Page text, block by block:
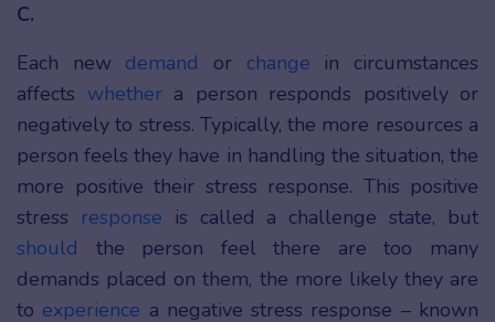
C.
Each new demand or change in circumstances
affects whethera person responds positively or
negatively to stress. Typically, the more resources a
person feels they have in handling the situation, the
more positive their stress response. This positive
stress response is called a challenge state, but
should the person feel there are too many
demands placed on them, the more likely they are
to experience a negative stress response – known